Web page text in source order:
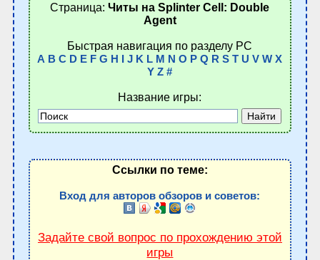
Страница:Читы на Splinter Cell: Double
Agent
Быстрая навигация по разделу PC
A B C D E F G H J K L M N O P Q R S T U V W X
Y Z #
Название игры:
Ссылки по теме:
Вход для авторов обзоров и советов:
Задайте свой вопрос по прохождению этой
игры